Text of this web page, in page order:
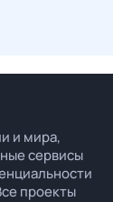
и мира,
сервисы
проекты